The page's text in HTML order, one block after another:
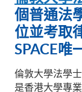
個普通法
位並考取
SPACE唯
倫敦大學法學
是香港大學專